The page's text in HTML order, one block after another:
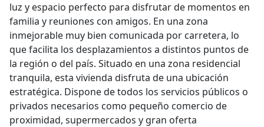
luz y espacio perfecto para disfrutar de momentos en
familia y reuniones con amigos. En una zona
inmejorable muy bien comunicada por carretera, lo
que facilita los desplazamientos a distintos puntos de
la región o del país. Situado en una zona residencial
tranquila, esta vivienda disfruta de una ubicación
estratégica. Dispone de todos los servicios públicos o
privados necesarios como pequeño comercio de
proximidad, supermercados y gran oferta